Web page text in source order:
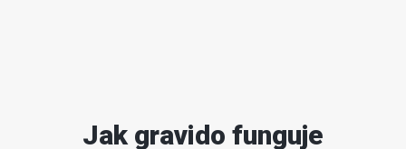
Jak gravido funguje